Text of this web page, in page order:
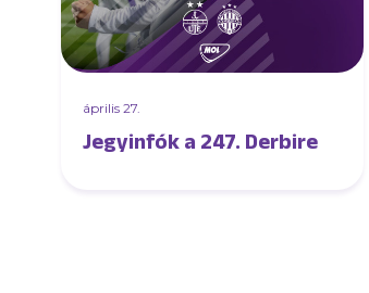
április 27.
Jegyinfók a 247. Derbire